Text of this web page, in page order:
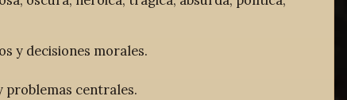
y decisiones morales.
problemas centrales.